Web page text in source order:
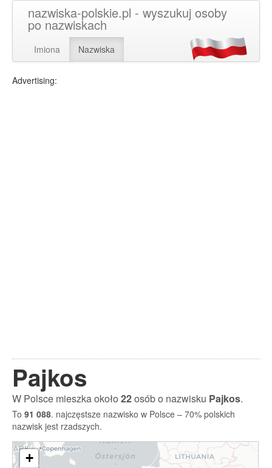
nazwiska-polskie.pl - wyszukuj osoby
po nazwiskach
Imiona Nazwiska
Advertising:
Pajkos
W Polsce mieszka około22osób o nazwisku Pajkos.
To 91 088. najczęstsze nazwisko w Polsce – 70% polskich
nazwisk jest rzadszych.
+